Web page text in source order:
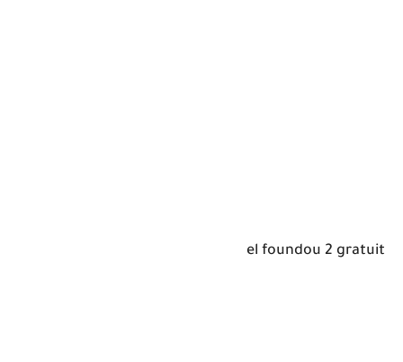
el foundou 2 gratuit